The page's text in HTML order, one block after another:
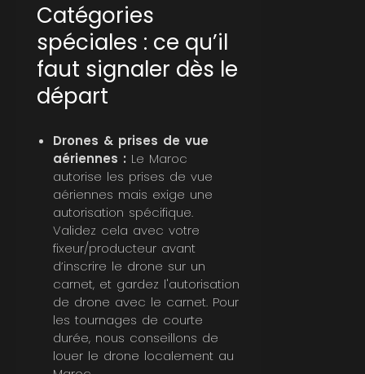
Catégories
spéciales : ce qu’il
faut signaler dès le
départ
Drones & prises de vue
aériennes : Le Maroc
autorise les prises de vue
aériennes mais exige une
autorisation spécifique.
Validez cela avec votre
fixeur/producteur avant
d’inscrire le drone sur un
carnet, et gardez l'autorisation
de drone avec le carnet. Pour
les tournages de courte
durée, nous conseillons de
louer le drone localement au